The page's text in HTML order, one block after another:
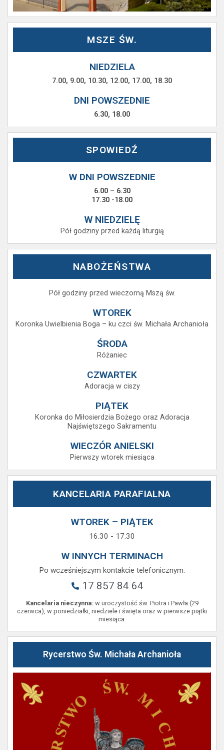
MSZE ŚW.
NIEDZIELA
7.00, 9.00, 10.30, 12.00, 17.00, 18.30
DNI POWSZEDNIE
6.30, 18.00
SPOWIEDŹ
W DNI POWSZEDNIE
6.00 – 6.30
17.30 -18.00
W NIEDZIELĘ
Pół godziny przed każdą liturgią
NABOŻEŃSTWA
Pół godziny przed wieczorną Mszą św.
WTOREK
Koronka Uwielbienia Boga – ku czci św. Michała Archanioła
ŚRODA
Różaniec
CZWARTEK
Adoracja w ciszy
PIĄTEK
Koronka do Miłosierdzia Bożego oraz Adoracja
Najświętszego Sakramentu
WIECZÓR ANIELSKI
Pierwszy wtorek miesiąca
KANCELARIA PARAFIALNA
WTOREK – PIĄTEK
16.30 - 17.30
W INNYCH TERMINACH
Po wcześniejszym kontakcie telefonicznym.
17 857 84 64
Kancelaria nieczynna: w uroczystość św. Piotra i Pawła (29
czerwca), w poniedziałki, niedziele i święta oraz w pierwsze piątki
miesiąca.
Rycerstwo Św. Michała Archanioła